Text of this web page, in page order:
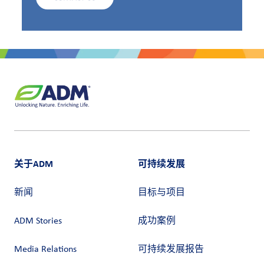
关于ADM
新闻
ADM Stories
Media Relations
可持续发展
目标与项目
成功案例
可持续发展报告